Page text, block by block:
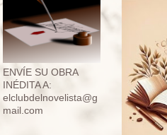
ENVÍE SU OBRA
INÉDITA A:
elclubdelnovelista@g
mail.com